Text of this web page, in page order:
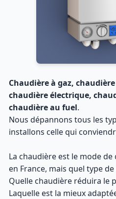
Chaudière à gaz,
chaudière électrique,
chaudière au fuel.
Nous dépannons tous les
installons celle qui
La chaudière est le mode
en France, mais quel type
Quelle chaudière réduira le
Laquelle est la mieux